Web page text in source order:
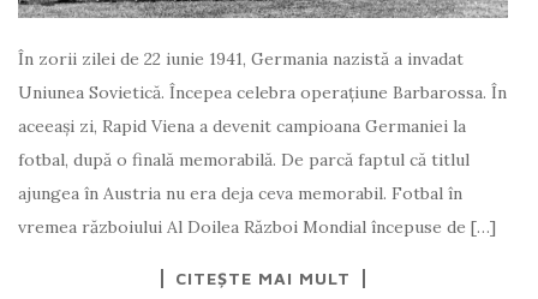
În zorii zilei de 22 iunie 1941, Germania nazistă a invadat
Uniunea Sovietică. Începea celebra operaţiune Barbarossa. În
aceeaşi zi, Rapid Viena a devenit campioana Germaniei la
fotbal, după o finală memorabilă. De parcă faptul că titlul
ajungea în Austria nu era deja ceva memorabil. Fotbal în
vremea războiului Al Doilea Război Mondial începuse de […]
CITEȘTE MAI MULT